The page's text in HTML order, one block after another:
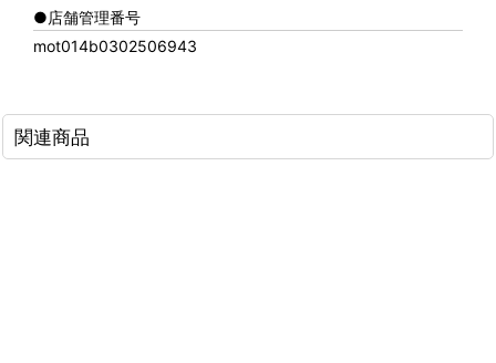
●店舗管理番号
mot014b0302506943
関連商品